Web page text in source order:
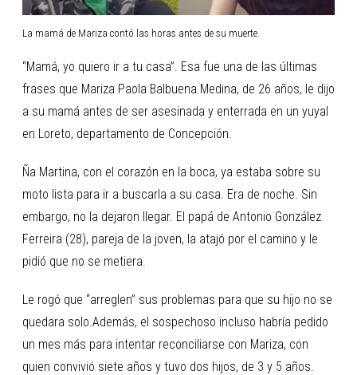
La mamá de Mariza contó las horas antes de su muerte.
“Mamá, yo quiero ir a tu casa”. Esa fue una de las últimas
frases que Mariza Paola Balbuena Medina, de 26 años, le dijo
a su mamá antes de ser asesinada y enterrada en un yuyal
en Loreto, departamento de Concepción.
Ña Martina, con el corazón en la boca, ya estaba sobre su
moto lista para ir a buscarla a su casa. Era de noche. Sin
embargo, no la dejaron llegar. El papá de Antonio González
Ferreira (28), pareja de la joven, la atajó por el camino y le
pidió que no se metiera.
Le rogó que “arreglen” sus problemas para que su hijo no se
quedara solo.Además, el sospechoso incluso habría pedido
un mes más para intentar reconciliarse con Mariza, con
quien convivió siete años y tuvo dos hijos, de 3 y 5 años.